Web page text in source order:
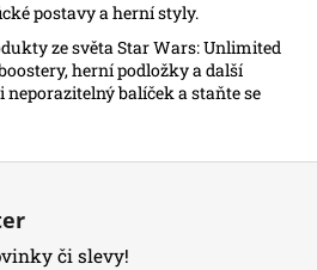
postavy a herní styly.
ze světa Star Wars: Unlimited
herní podložky a další
balíček a staňte se
či slevy!